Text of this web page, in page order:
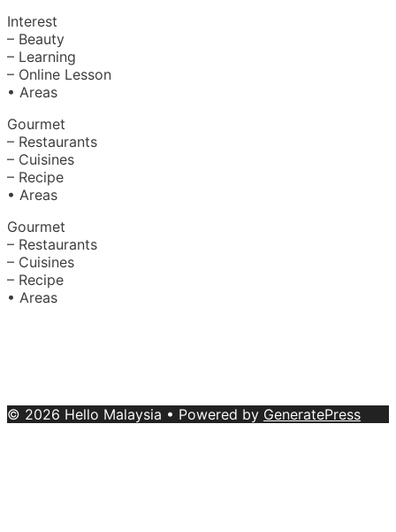
Interest
– Beauty
– Learning
– Online Lesson
• Areas
Gourmet
– Restaurants
– Cuisines
– Recipe
• Areas
Gourmet
– Restaurants
– Cuisines
– Recipe
• Areas
© 2026 Hello Malaysia • Powered by GeneratePress